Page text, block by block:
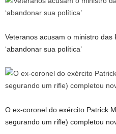
Veteranos acusam o ministro das
‘abandonar sua política’
O ex-coronel do exército Patrick
segurando um rifle) completou